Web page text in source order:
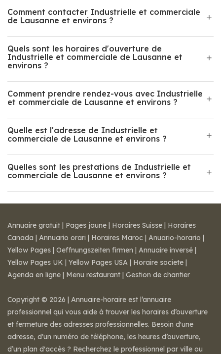
Comment contacter Industrielle et commerciale
de Lausanne et environs ?
Quels sont les horaires d'ouverture de
Industrielle et commerciale de Lausanne et
environs ?
Comment prendre rendez-vous avec Industrielle
et commerciale de Lausanne et environs ?
Quelle est l'adresse de Industrielle et
commerciale de Lausanne et environs ?
Quelles sont les prestations de Industrielle et
commerciale de Lausanne et environs ?
Annuaire gratuit | Pages jaune | Horaires Suisse | Horaires
Canada | Annuario orari | Horaires Maroc | Anuario-horario |
Yellow Pages | Oeffnungszeiten firmen | Annuaire inversé |
Yellow Pages UK | Yellow Pages USA | Horaire societe |
Agenda en ligne | Menu restaurant | Gestion de chantier
Copyright © 2026 | Annuaire-horaire est l’annuaire
professionnel qui vous aide à trouver les horaires d’ouverture
et fermeture des adresses professionnelles. Besoin d'une
adresse, d'un numéro de téléphone, les heures d’ouverture,
d’un plan d'accès ? Recherchez le professionnel par ville ou